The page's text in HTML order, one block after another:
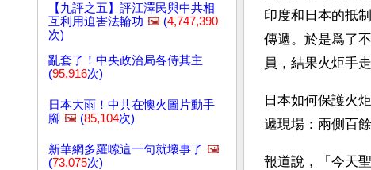
【九評之五】評江澤民與中共相
互利用迫害法輪功 🖼️ (4,747,390
次)
亂套了！中央政治局各侍其主
(95,916次)
日本大雨！中共在懊火圖片動手
腳 🖼️ (85,104次)
新華網多羅嗦這一句就壞事了 🖼️
(73,075次)
印度和日本的抵
傳遞。於是爲了
員，結果火炬手
日本如何保護火
遞現場：兩側百
報道說，「今天